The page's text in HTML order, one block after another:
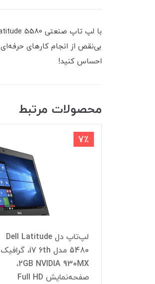
بی‌نقص از انجام کارهای
احساس کنید!
محصولات مرتبط
7٪
لپ‌تاپ دل Dell Latitude
5480 مدل i7 6th، گرافیک
2GB NVIDIA 930MX،
صفحه‌نمایش Full HD